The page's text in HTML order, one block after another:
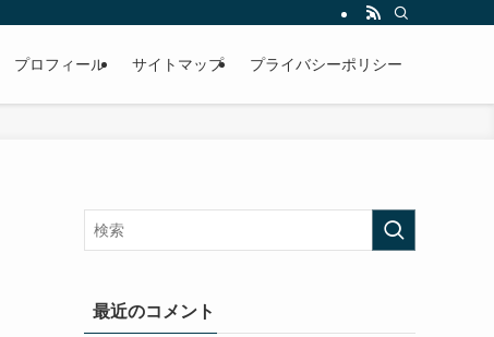
プロフィール サイトマップ プライバシーポリシー
最近のコメント